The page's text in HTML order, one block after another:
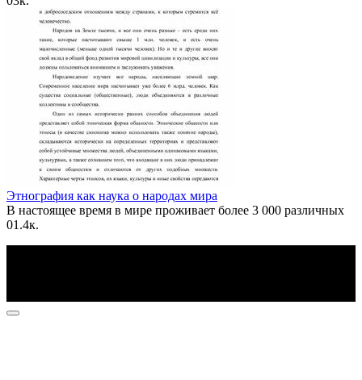
Этнография как наука о народах мира
В настоящее время в мире проживает более 3 000 различных
01.4к.